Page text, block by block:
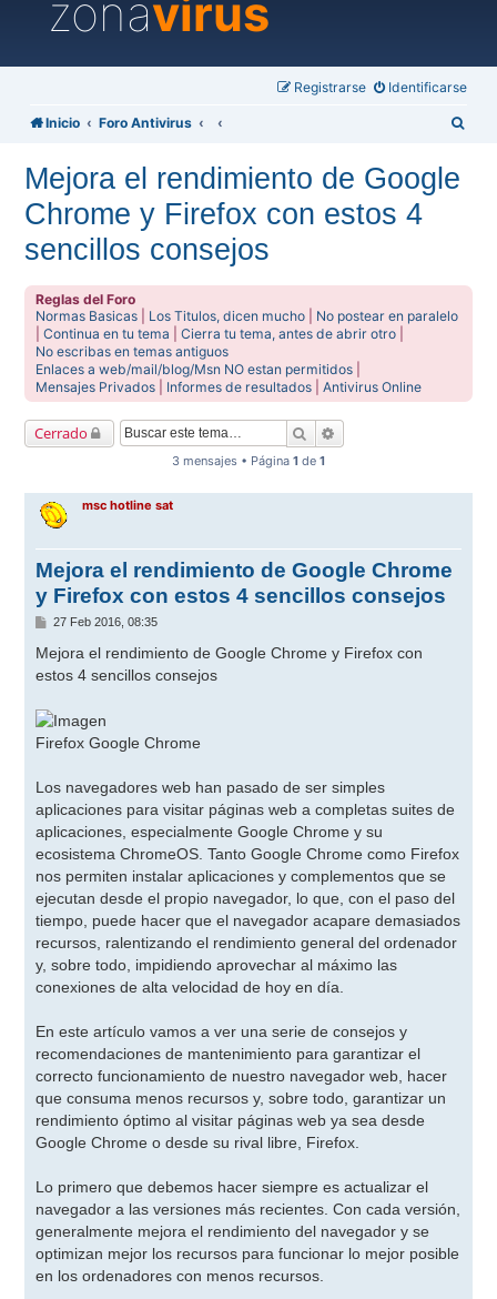
zonavirus
Identificarse
Registrarse
Inicio Foro Antivirus
Mejora el rendimiento de Google
Chrome y Firefox con estos 4
sencillos consejos
Reglas del Foro
Normas Basicas
Los Titulos, dicen mucho
No postear en paralelo
|Continua en tu tema |Cierra tu tema, antes de abrir otro
No escribas en temas antiguos
Enlaces a web/mail/blog/Msn NO estan permitidos
Mensajes Privados
Informes de resultados |Antivirus Online
Cerrado Buscar
3 mensajes • Página 1 de 1
msc hotline sat
Mejora el rendimiento de Google Chrome
y Firefox con estos 4 sencillos consejos
M
n
a
e
27 Feb 2016, 08:35
Mejora el rendimiento de Google Chrome y Firefox con
estos 4 sencillos consejos
Firefox Google Chrome
Los navegadores web han pasado de ser simples
aplicaciones para visitar páginas web a completas suites de
aplicaciones, especialmente Google Chrome y su
ecosistema ChromeOS. Tanto Google Chrome como Firefox
nos permiten instalar aplicaciones y complementos que se
ejecutan desde el propio navegador, lo que, con el paso del
tiempo, puede hacer que el navegador acapare demasiados
recursos, ralentizando el rendimiento general del ordenador
y, sobre todo, impidiendo aprovechar al máximo las
conexiones de alta velocidad de hoy en día.
En este artículo vamos a ver una serie de consejos y
recomendaciones de mantenimiento para garantizar el
correcto funcionamiento de nuestro navegador web, hacer
que consuma menos recursos y, sobre todo, garantizar un
rendimiento óptimo al visitar páginas web ya sea desde
Google Chrome o desde su rival libre, Firefox.
Lo primero que debemos hacer siempre es actualizar el
navegador a las versiones más recientes. Con cada versión,
generalmente mejora el rendimiento del navegador y se
optimizan mejor los recursos para funcionar lo mejor posible
en los ordenadores con menos recursos.